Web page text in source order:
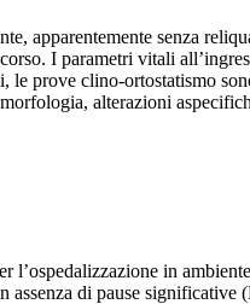
apparentemente senza
I parametri vitali
prove clino-ortostatismo
alterazioni
l’ospedalizzazione in
di pause significative